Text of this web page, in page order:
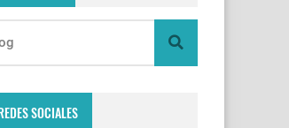
SOCIALES